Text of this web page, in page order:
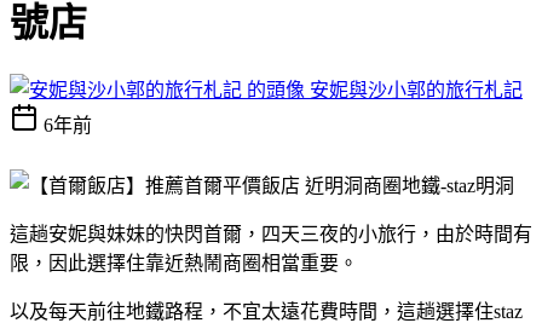
號店
安妮與沙小郭的旅行札記
6年前
這趟安妮與妹妹的快閃首爾，四天三夜的小旅行，由於時間有
限，因此選擇住靠近熱鬧商圈相當重要。
以及每天前往地鐵路程，不宜太遠花費時間，這趟選擇住staz